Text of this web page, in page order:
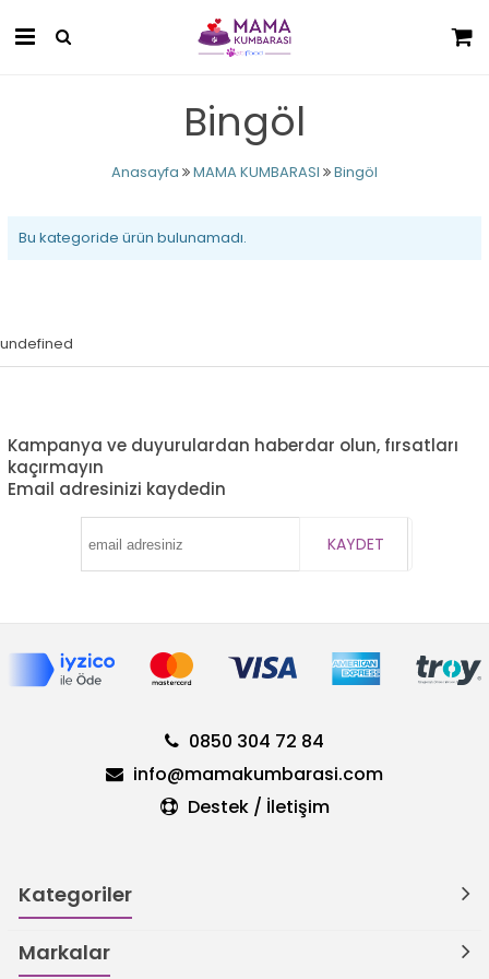
Bingöl
Anasayfa MAMA KUMBARASI Bingöl
Bu kategoride ürün bulunamadı.
undefined
Kampanya ve duyurulardan haberdar olun, fırsatları
kaçırmayın
Email adresinizi kaydedin
KAYDET
0850 304 72 84
info@mamakumbarasi.com
Destek / İletişim
Kategoriler
Markalar